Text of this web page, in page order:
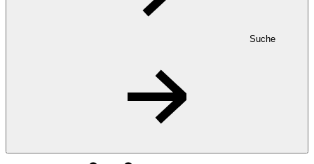
Suche